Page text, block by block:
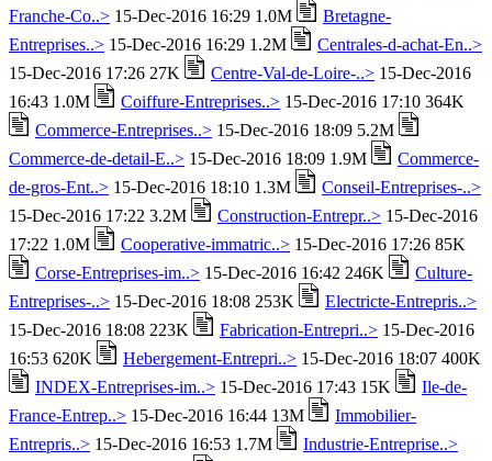
Franche-Co..> 15-Dec-2016 16:29 1.0M
Bretagne-
Entreprises..> 15-Dec-2016 16:29 1.2M
Centrales-d-achat-En..>
15-Dec-2016 17:26 27K
Centre-Val-de-Loire-..> 15-Dec-2016
16:43 1.0M
Coiffure-Entreprises..> 15-Dec-2016 17:10 364K
Commerce-Entreprises..> 15-Dec-2016 18:09 5.2M
Commerce-de-detail-E..> 15-Dec-2016 18:09 1.9M
Commerce-
de-gros-Ent..> 15-Dec-2016 18:10 1.3M
Conseil-Entreprises-..>
15-Dec-2016 17:22 3.2M
Construction-Entrepr..> 15-Dec-2016
17:22 1.0M
Cooperative-immatric..> 15-Dec-2016 17:26 85K
Corse-Entreprises-im..> 15-Dec-2016 16:42 246K
Culture-
Entreprises-..> 15-Dec-2016 18:08 253K
Electricte-Entrepris..>
15-Dec-2016 18:08 223K
Fabrication-Entrepri..> 15-Dec-2016
16:53 620K
Hebergement-Entrepri..> 15-Dec-2016 18:07 400K
INDEX-Entreprises-im..> 15-Dec-2016 17:43 15K
Ile-de-
France-Entrep..> 15-Dec-2016 16:44 13M
Immobilier-
Entrepris..> 15-Dec-2016 16:53 1.7M
Industrie-Entreprise..>